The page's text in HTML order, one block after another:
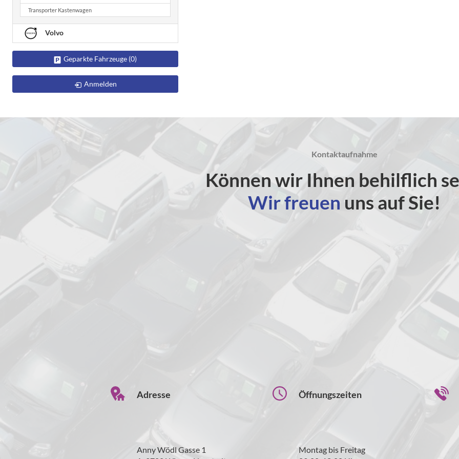
Transporter Kastenwagen
Volvo
Geparkte Fahrzeuge (0)
Anmelden
Kontaktaufnahme
Können wir Ihnen behilflich
Wir freuen uns auf Sie!
Adresse
Anny Wödl Gasse 1
Öffnungszeiten
Montag bis Freitag